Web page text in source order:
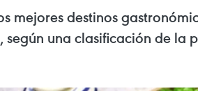
mejores destinos
según una clasificación de la